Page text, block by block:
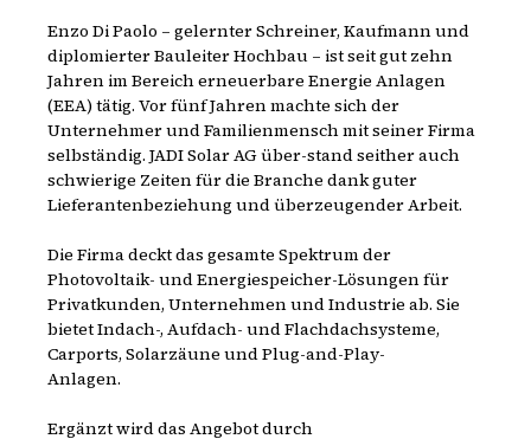
Enzo Di Paolo – gelernter Schreiner, Kaufmann und
diplomierter Bauleiter Hochbau – ist seit gut zehn
Jahren im Bereich erneuerbare Energie Anlagen
(EEA) tätig. Vor fünf Jahren machte sich der
Unternehmer und Familienmensch mit seiner Firma
selbständig. JADI Solar AG über-stand seither auch
schwierige Zeiten für die Branche dank guter
Lieferantenbeziehung und überzeugender Arbeit.
Die Firma deckt das gesamte Spektrum der
Photovoltaik- und Energiespeicher-Lösungen für
Privatkunden, Unternehmen und Industrie ab. Sie
bietet Indach-, Aufdach- und Flachdachsysteme,
Carports, Solarzäune und Plug-and-Play-
Anlagen.
Ergänzt wird das Angebot durch